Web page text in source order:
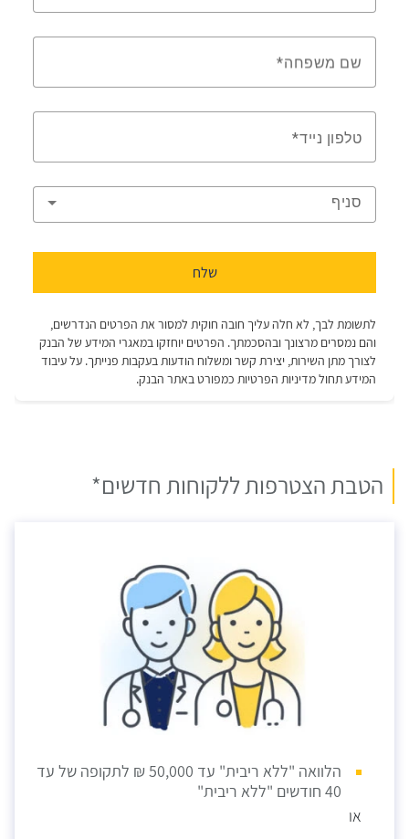
הטבת הצטרפות ללקוחות חדשים*
הלוואה "ללא ריבית" עד 50,000 ₪ לתקופה של עד
40 חודשים "ללא ריבית"
או